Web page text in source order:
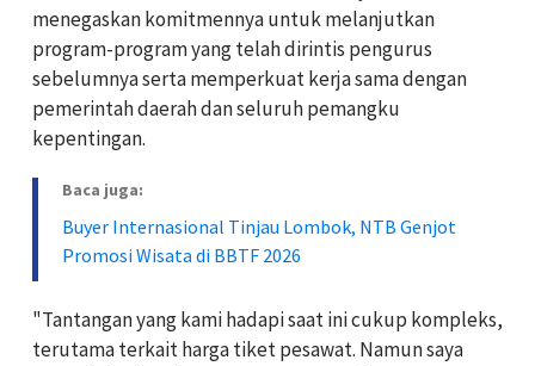
menegaskan komitmennya untuk melanjutkan
program-program yang telah dirintis pengurus
sebelumnya serta memperkuat kerja sama dengan
pemerintah daerah dan seluruh pemangku
kepentingan.
Baca juga:
Buyer Internasional Tinjau Lombok, NTB Genjot
Promosi Wisata di BBTF 2026
"Tantangan yang kami hadapi saat ini cukup kompleks,
terutama terkait harga tiket pesawat. Namun saya